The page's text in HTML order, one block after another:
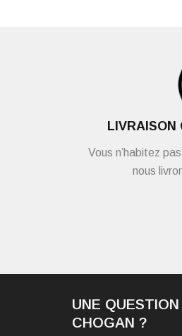
LIVRAISON
Vous n’habitez
nous
UNE QUESTION
CHOGAN ?